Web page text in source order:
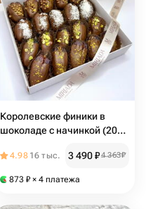
Королевские финики в
шоколаде с начинкой (20
4.98 16 тыс. 3 490₽4 363₽
873 ₽ × 4 платежа